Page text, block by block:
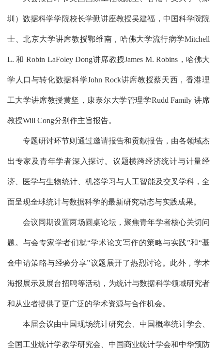
圳）数据科学学院校长学勤讲座教授吴建福 ，中国科学院院
士、北京大学讲席教授鄂维南 ，哈佛大学流行病学Mitchell
L.和Robin LaFoley Dong讲席教授James M. Robins ，哈佛大
学人口与转化数据科学John Rock讲席教授蔡天西 ，香港理
工大学讲席教授黄坚 ，康奈尔大学管理学Rudd Family 讲席
教授Will Cong分别作主旨报告。
专题研讨环节则通过邀请报告和贡献报告，由各领域杰
出专家及青年学者深入探讨。议题横跨经济统计与计量经
济 医学与生物统计、机器学习与人工智能及交叉学科，全
面呈现全球统计与数据科学的最新研究动态与实践成果。
会议同期设置两场圆桌论坛，聚焦青年学者核心关切问
题。与会专家学者们就“学术论文写作的策略与实践”和“基
金申请策略与经验分享”议题展开了热烈讨论。此外，学术
海报展示及展台招聘等活动，为统计与数据科学领域研究者
和从业者提供了更广泛的学术资源与合作机会。
本届会议由中国现场统计研究会、中国概率统计学会、
全国工业统计学教学研究会、中国商业统计学会和中华预防